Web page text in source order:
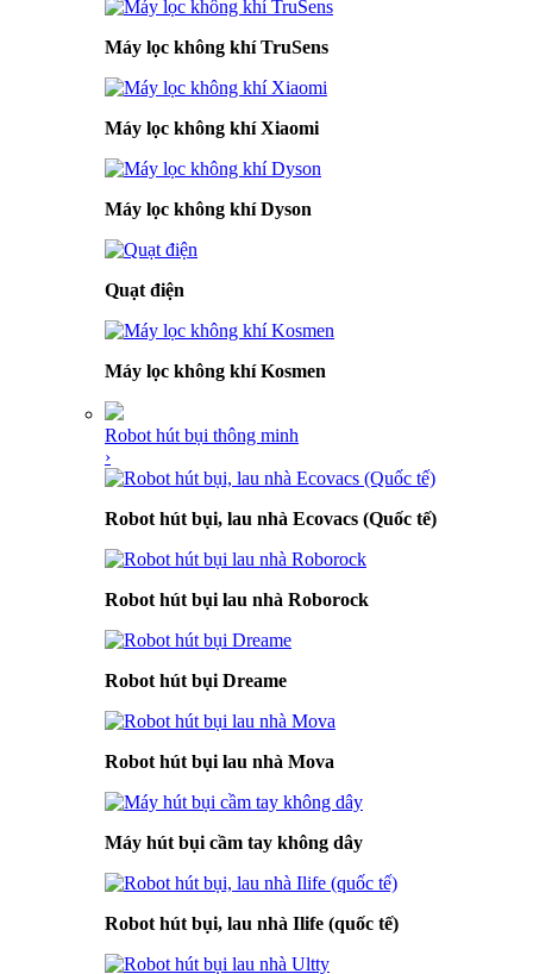
Máy lọc không khí TruSens
Máy lọc không khí Xiaomi
Máy lọc không khí Dyson
Quạt điện
Máy lọc không khí Kosmen
Robot hút bụi thông minh
›
Robot hút bụi, lau nhà Ecovacs (Quốc tế)
Robot hút bụi lau nhà Roborock
Robot hút bụi Dreame
Robot hút bụi lau nhà Mova
Máy hút bụi cầm tay không dây
Robot hút bụi, lau nhà Ilife (quốc tế)